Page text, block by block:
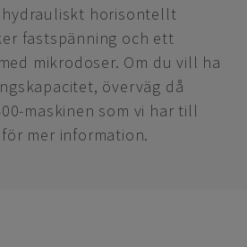
hydrauliskt horisontellt
fastspänning och ett
mikrodoser. Om du vill ha
överväg då
maskinen som vi har till
mer information.